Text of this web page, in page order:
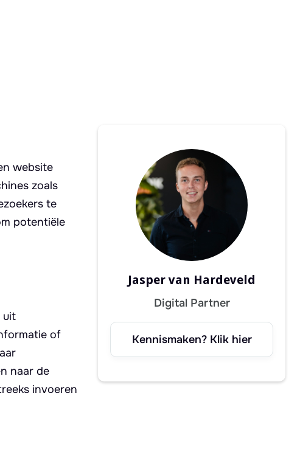
website
zoals
te
potentiële
uit
of
naar de
invoeren
Jasper van Hardeveld
Digital Partner
Kennismaken? Klik hier